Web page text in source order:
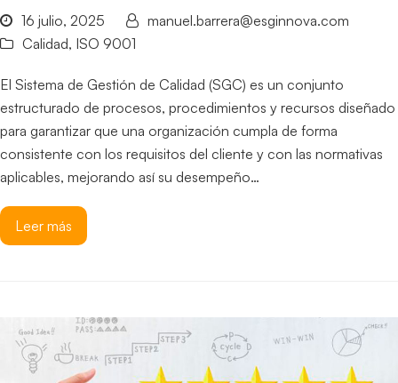
16 julio, 2025
manuel.barrera@esginnova.com
Calidad, ISO 9001
El Sistema de Gestión de Calidad (SGC) es un conjunto
estructurado de procesos, procedimientos y recursos diseñado
para garantizar que una organización cumpla de forma
consistente con los requisitos del cliente y con las normativas
aplicables, mejorando así su desempeño…
Leer más